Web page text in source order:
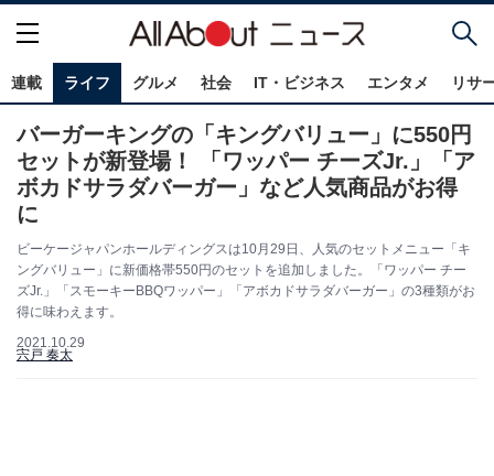
連載 ライフ グルメ 社会 IT・ビジネス エンタメ リサ
バーガーキングの「キングバリュー」に550円
セットが新登場！ 「ワッパー チーズJr.」「ア
ボカドサラダバーガー」など人気商品がお得
に
ビーケージャパンホールディングスは10月29日、人気のセットメニュー「キ
ングバリュー」に新価格帯550円のセットを追加しました。「ワッパー チー
ズJr.」「スモーキーBBQワッパー」「アボカドサラダバーガー」の3種類がお
得に味わえます。
2021.10.29
宍戸 奏太